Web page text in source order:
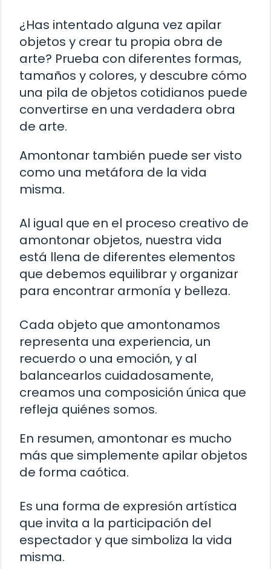
¿Has intentado alguna vez apilar
objetos y crear tu propia obra de
arte? Prueba con diferentes formas,
tamaños y colores, y descubre cómo
una pila de objetos cotidianos puede
convertirse en una verdadera obra
de arte.
Amontonar también puede ser visto
como una metáfora de la vida
misma.
Al igual que en el proceso creativo de
amontonar objetos, nuestra vida
está llena de diferentes elementos
que debemos equilibrar y organizar
para encontrar armonía y belleza.
Cada objeto que amontonamos
representa una experiencia, un
recuerdo o una emoción, y al
balancearlos cuidadosamente,
creamos una composición única que
refleja quiénes somos.
En resumen, amontonar es mucho
más que simplemente apilar objetos
de forma caótica.
Es una forma de expresión artística
que invita a la participación del
espectador y que simboliza la vida
misma.